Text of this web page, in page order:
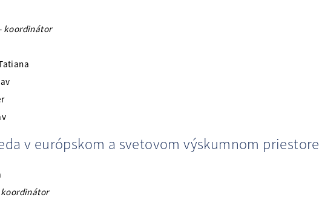
koordinátor
v európskom a svetovom výskumnom priestore
koordinátor